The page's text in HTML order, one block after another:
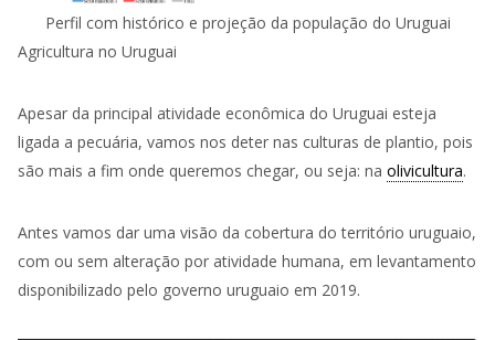
Perfil com histórico e projeção da população do Uruguai
Agricultura no Uruguai
Apesar da principal atividade econômica do Uruguai esteja
ligada a pecuária, vamos nos deter nas culturas de plantio, pois
são mais a fim onde queremos chegar, ou seja: na olivicultura.
Antes vamos dar uma visão da cobertura do território uruguaio,
com ou sem alteração por atividade humana, em levantamento
disponibilizado pelo governo uruguaio em 2019.